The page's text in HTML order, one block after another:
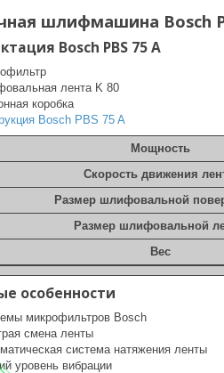
шлифмашина Bosch
Bosch PBS 75 A
лента K 80
коробка
Bosch PBS 75 A
Мощность
Скорость движения
Размер шлифовальной
Размер шлифовальной
Вес
особенности
микрофильтров Bosch
смена ленты
система натяжения ленты
уровень вибрации